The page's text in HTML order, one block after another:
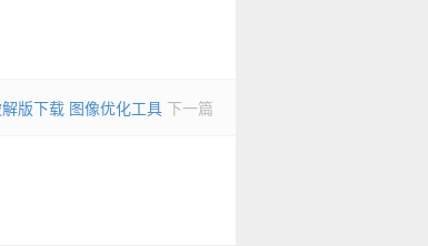
版下载 图像优化工具 下一篇